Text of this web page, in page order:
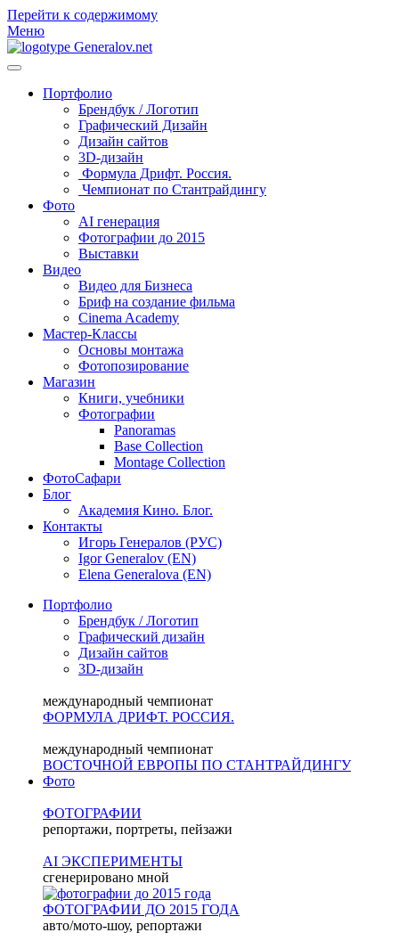
Перейти к содержимому
Меню
Портфолио
Брендбук / Логотип
Графический Дизайн
Дизайн сайтов
3D-дизайн
Формула Дрифт. Россия.
Чемпионат по Стантрайдингу
Фото
AI генерация
Фотографии до 2015
Выставки
Видео
Видео для Бизнеса
Бриф на создание фильма
Cinema Academy
Мастер-Классы
Основы монтажа
Фотопозирование
Магазин
Книги, учебники
Фотографии
Panoramas
Base Collection
Montage Collection
ФотоСафари
Блог
Академия Кино. Блог.
Контакты
Игорь Генералов (РУС)
Igor Generalov (EN)
Elena Generalova (EN)
Портфолио
Брендбук / Логотип
Графический дизайн
Дизайн сайтов
3D-дизайн
международный чемпионат
ФОРМУЛА ДРИФТ. РОССИЯ.
международный чемпионат
ВОСТОЧНОЙ ЕВРОПЫ ПО СТАНТРАЙДИНГУ
Фото
ФОТОГРАФИИ
репортажи, портреты, пейзажи
AI ЭКСПЕРИМЕНТЫ
сгенерировано мной
ФОТОГРАФИИ ДО 2015 ГОДА
авто/мото-шоу, репортажи